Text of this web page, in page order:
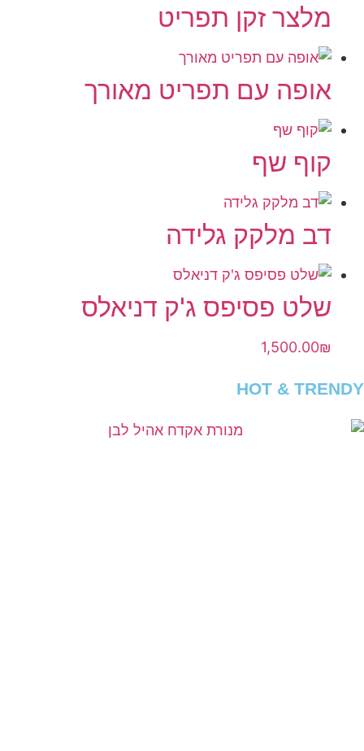
מלצר זקן תפריט
אופה עם תפריט מאורך
קוף שף
דב מלקק גלידה
שלט פסיפס ג'ק דניאלס
1,500.00₪
HOT & TRENDY